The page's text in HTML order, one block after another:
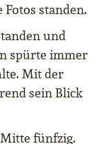
standen.
und
spürte immer
Mit der
sein Blick
fünfzig.